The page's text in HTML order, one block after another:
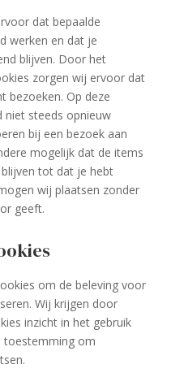
dat bepaalde
werken en dat je
blijven. Door het
zorgen wij ervoor dat
bezoeken. Op deze
steeds opnieuw
bij een bezoek aan
mogelijk dat de items
tot dat je hebt
wij plaatsen zonder
geeft.
om de beleving voor
Wij krijgen door
inzicht in het gebruik
toestemming om